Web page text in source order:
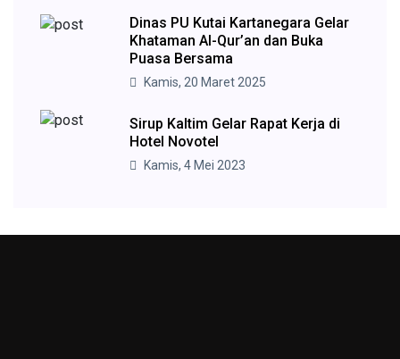
Dinas PU Kutai Kartanegara Gelar
Khataman Al-Qur’an dan Buka
Puasa Bersama
Kamis, 20 Maret 2025
Sirup Kaltim Gelar Rapat Kerja di
Hotel Novotel
Kamis, 4 Mei 2023